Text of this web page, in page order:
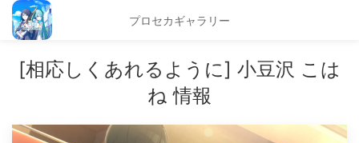
プロセカギャラリー
[相応しくあれるように] 小豆沢 こは
ね 情報